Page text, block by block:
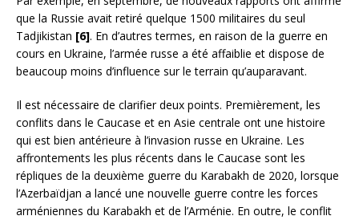
que la Russie avait retiré quelque 1500 militaires du seul
Tadjikistan [6]. En d’autres termes, en raison de la guerre en
cours en Ukraine, l’armée russe a été affaiblie et dispose de
beaucoup moins d’influence sur le terrain qu’auparavant.
Il est nécessaire de clarifier deux points. Premièrement, les
conflits dans le Caucase et en Asie centrale ont une histoire
qui est bien antérieure à l’invasion russe en Ukraine. Les
affrontements les plus récents dans le Caucase sont les
répliques de la deuxième guerre du Karabakh de 2020, lorsque
l’Azerbaïdjan a lancé une nouvelle guerre contre les forces
arméniennes du Karabakh et de l’Arménie. En outre, le conflit